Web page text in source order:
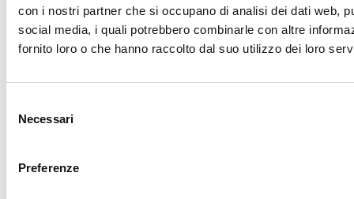
con i nostri partner che si occupano di analisi dei dati web,
social media, i quali potrebbero combinarle con altre
fornito loro o che hanno raccolto dal suo utilizzo dei loro
delNecessari
Preferenze